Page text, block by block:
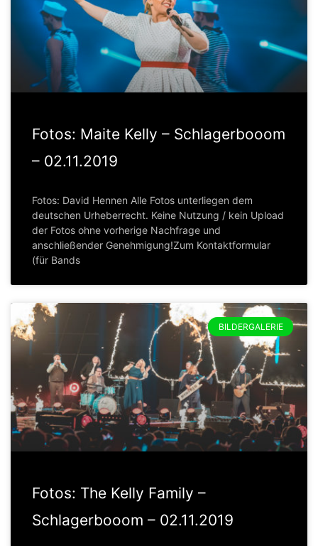
Fotos: Maite Kelly – Schlagerbooom
– 02.11.2019
Fotos: David Hennen Alle Fotos unterliegen dem
deutschen Urheberrecht. Keine Nutzung / kein Upload
der Fotos ohne vorherige Nachfrage und
anschließender Genehmigung!Zum Kontaktformular
(für Bands
BILDERGALERIE
Fotos: The Kelly Family –
Schlagerbooom – 02.11.2019